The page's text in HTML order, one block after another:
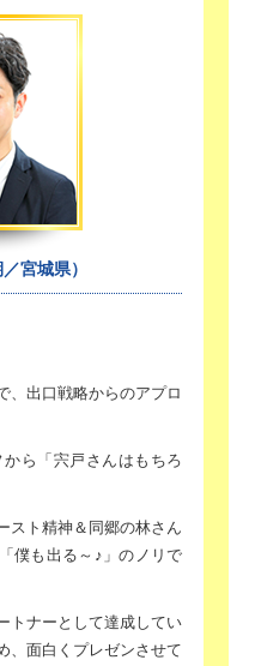
宮城県）
出口戦略からのアプロ
ら 「宍戸さんはもちろ
スト精神＆ 同郷の林さん
僕も出る～♪」のノリで
トナーとして達成してい
、面白くプレゼンさせて